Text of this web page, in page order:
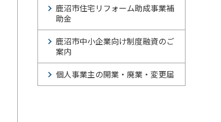
鹿沼市住宅リフォーム助成事業補
助金
鹿沼市中小企業向け制度融資のご
案内
個人事業主の開業・廃業・変更届